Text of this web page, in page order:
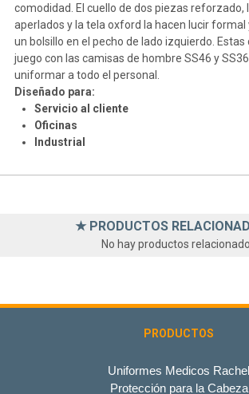
comodidad. El cuello de dos piezas reforzado,
aperlados y la tela oxford la hacen lucir formal
un bolsillo en el pecho de lado izquierdo.
juego con las camisas de hombre SS46 y
uniformar a todo el personal.
Diseñado para:
Servicio al cliente
Oficinas
Industrial
★ PRODUCTOS
No hay productos
PRODUCTOS
Uniformes Medicos Rachel
Protección para la Cabeza